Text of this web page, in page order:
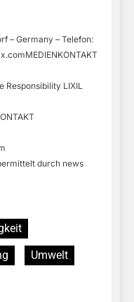
– Germany – Telefon:
Responsibility LIXIL
durch news
Umwelt